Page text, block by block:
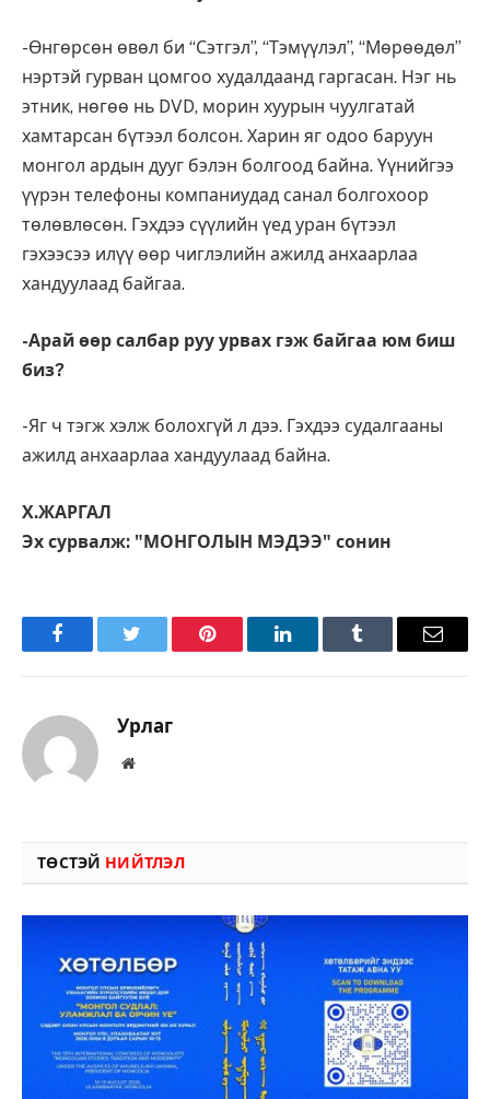
-Өнгөрсөн өвөл би “Сэтгэл”, “Тэмүүлэл”, “Мөрөөдөл”
нэртэй гурван цомгоо худалдаанд гаргасан. Нэг нь
этник, нөгөө нь DVD, морин хуурын чуулгатай
хамтарсан бүтээл болсон. Харин яг одоо баруун
монгол ардын дууг бэлэн болгоод байна. Үүнийгээ
үүрэн телефоны компаниудад санал болгохоор
төлөвлөсөн. Гэхдээ сүүлийн үед уран бүтээл
гэхээсээ илүү өөр чиглэлийн ажилд анхаарлаа
хандуулаад байгаа.
-Арай өөр салбар руу урвах гэж байгаа юм биш
биз?
-Яг ч тэгж хэлж болохгүй л дээ. Гэхдээ судалгааны
ажилд анхаарлаа хандуулаад байна.
Х.ЖАРГАЛ
Эх сурвалж: "МОНГОЛЫН МЭДЭЭ" сонин
FacebookTwitter Pinterest LinkedInTumblr Имэйл
Урлаг
Вэбсайт
ТӨСТЭЙ НИЙТЛЭЛ